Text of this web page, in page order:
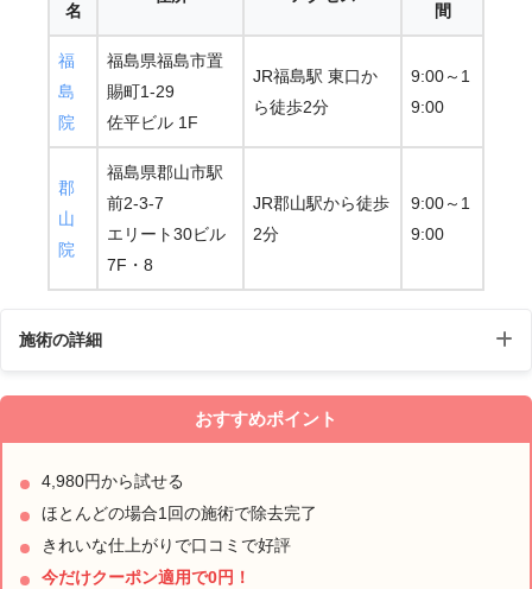
名
間
福
島
院
福島県福島市置
賜町1-29
佐平ビル 1F
JR福島駅 東口か
ら徒歩2分
9:00～1
9:00
郡
山
院
福島県郡山市駅
前2-3-7
エリート30ビル
7F・8
JR郡山駅から徒歩
2分
9:00～1
9:00
施術の詳細
ほくろ除去・いぼ治療（電気メスによる電
気分解法）
施術の説
明
電気メスの熱を利用してほくろやいぼの表
面を削り取り、ほくろの原因となっている
細胞を焼灼する手術です。
おすすめポイント
4,980円から試せる
ほとんどの場合1回の施術で除去完了
きれいな仕上がりで口コミで好評
今だけクーポン適用で0円！